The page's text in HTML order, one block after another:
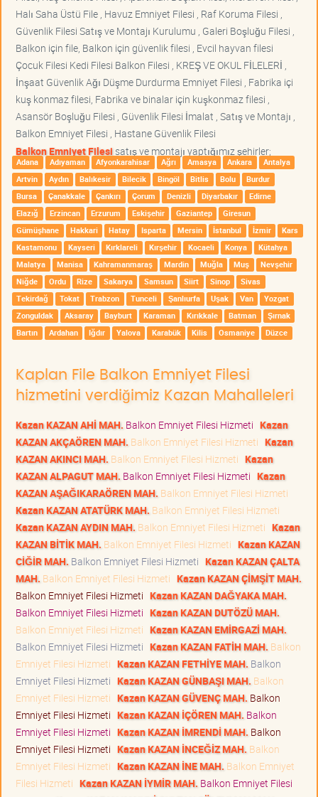
Halı Saha Üstü File , Havuz Emniyet Filesi , Raf Koruma Filesi ,
Güvenlik Filesi Satış ve Montajı Kurulumu , Galeri Boşluğu Filesi ,
Balkon için file, Balkon için güvenlik filesi , Evcil hayvan filesi
Çocuk Filesi Kedi Filesi Balkon Filesi , KREŞ VE OKUL FİLELERİ ,
İnşaat Güvenlik Ağı Düşme Durdurma Emniyet Filesi , Fabrika içi
kuş konmaz filesi, Fabrika ve binalar için kuşkonmaz filesi ,
Asansör Boşluğu Filesi , Güvenlik Filesi İmalat , Satış ve Montajı ,
Balkon Emniyet Filesi , Hastane Güvenlik Filesi
Balkon Emniyet Filesisatış ve montajı yaptığımız şehirler;
Adana Adıyaman Afyonkarahisar Ağrı Amasya Ankara
Antalya
Artvin
Aydın Balıkesir Bilecik Bingöl Bitlis Bolu
Burdur
Bursa
Çanakkale Çankırı Çorum Denizli Diyarbakır
Edirne
Elazığ
Erzincan Erzurum Eskişehir Gaziantep
Giresun
Gümüşhane
Hakkari Hatay Isparta Mersin İstanbul İzmir
Kars
Kastamonu
Kayseri Kırklareli Kırşehir Kocaeli Konya
Kütahya
Malatya
Manisa Kahramanmaraş Mardin Muğla Muş
Nevşehir
Niğde
Ordu Rize Sakarya Samsun Siirt Sinop
Sivas
Tekirdağ
Tokat Trabzon Tunceli Şanlıurfa Uşak Van
Yozgat
Zonguldak
Aksaray Bayburt Karaman Kırıkkale Batman
Şırnak
Bartın
Ardahan Iğdır Yalova Karabük Kilis Osmaniye Düzce
Kaplan File Balkon Emniyet Filesi
hizmetini verdiğimiz Kazan Mahalleleri
Kazan KAZAN AHİ MAH. Balkon Emniyet Filesi Hizmeti Kazan
KAZAN AKÇAÖREN MAH. Balkon Emniyet Filesi Hizmeti Kazan
KAZAN AKINCI MAH. Balkon Emniyet Filesi Hizmeti Kazan
KAZAN ALPAGUT MAH. Balkon Emniyet Filesi Hizmeti Kazan
KAZAN AŞAĞIKARAÖREN MAH. Balkon Emniyet Filesi Hizmeti
Kazan KAZAN ATATÜRK MAH. Balkon Emniyet Filesi Hizmeti
Kazan KAZAN AYDIN MAH. Balkon Emniyet Filesi Hizmeti Kazan
KAZAN BİTİK MAH. Balkon Emniyet Filesi Hizmeti Kazan KAZAN
CİĞİR MAH. Balkon Emniyet Filesi Hizmeti Kazan KAZAN ÇALTA
MAH. Balkon Emniyet Filesi Hizmeti Kazan KAZAN ÇİMŞİT MAH.
Balkon Emniyet Filesi Hizmeti Kazan KAZAN DAĞYAKA MAH.
Balkon Emniyet Filesi Hizmeti Kazan KAZAN DUTÖZÜ MAH.
Balkon Emniyet Filesi Hizmeti Kazan KAZAN EMİRGAZİ MAH.
Balkon Emniyet Filesi Hizmeti Kazan KAZAN FATİH MAH. Balkon
Emniyet Filesi Hizmeti Kazan KAZAN FETHİYE MAH. Balkon
Emniyet Filesi Hizmeti Kazan KAZAN GÜNBAŞI MAH. Balkon
Emniyet Filesi Hizmeti Kazan KAZAN GÜVENÇ MAH. Balkon
Emniyet Filesi Hizmeti Kazan KAZAN İÇÖREN MAH. Balkon
Emniyet Filesi Hizmeti Kazan KAZAN İMRENDİ MAH. Balkon
Emniyet Filesi Hizmeti Kazan KAZAN İNCEĞİZ MAH. Balkon
Emniyet Filesi Hizmeti Kazan KAZAN İNE MAH. Balkon Emniyet
Filesi Hizmeti Kazan KAZAN İYMİR MAH. Balkon Emniyet Filesi